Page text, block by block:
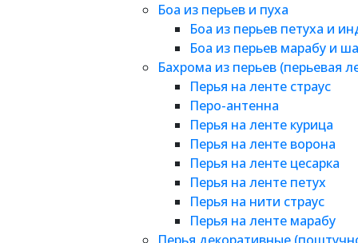
Боа из перьев и пуха
Боа из перьев петуха и
Боа из перьев марабу и
Бахрома из перьев (перьевая
Перья на ленте страус
Перо-антенна
Перья на ленте курица
Перья на ленте ворона
Перья на ленте цесарка
Перья на ленте петух
Перья на нити страус
Перья на ленте марабу